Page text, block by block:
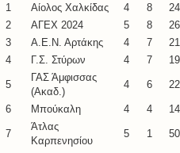
1
Αίολος Χαλκίδας 4 8
2
ΑΓΕΧ 2024 5 8
3
Α.Ε.Ν. Αρτάκης 4 7
4
Γ.Σ. Στύρων 4 7
5
ΓΑΣ Άμφισσας
(Ακαδ.)
4 6
6 Μπούκαλη 4 4
7
Άτλας
Καρπενησίου
5 1